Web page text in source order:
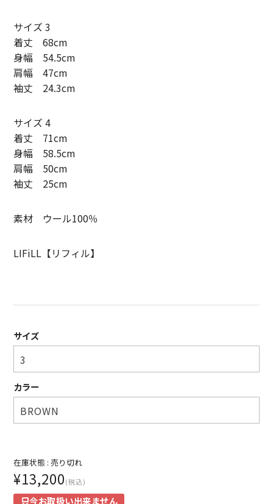
superNova.【スーパーノヴァ】
TAUPE【トープ】
ULTERIOR【アルテリア】
Willow Pants 【ウィローパンツ】
WEST’S OVERALLS【ウエストオーバーオールズ】
ITEM
TOPS
HAT & CAP
BELT
OTHER
サイズ 3
着丈 68cm
身幅 54.5cm
肩幅 47cm
袖丈 24.3cm
サイズ 4
着丈 71cm
身幅 58.5cm
肩幅 50cm
袖丈 25cm
素材 ウール100％
LIFiLL【リフィル】
サイズ
カラー
在庫状態 : 売り切れ
¥13,200(税込)
只今お取扱い出来ません